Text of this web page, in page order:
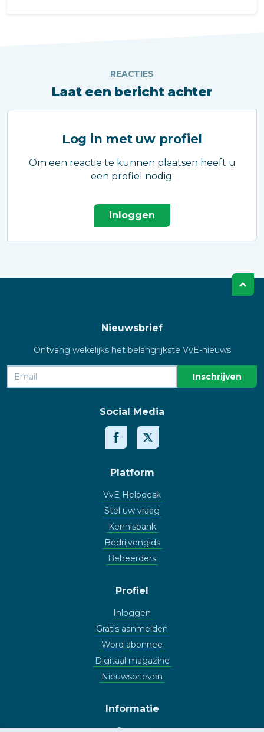
REACTIES
Laat een bericht achter
Log in met uw profiel
Om een reactie te kunnen plaatsen heeft u
een profiel nodig.
Inloggen
Nieuwsbrief
Ontvang wekelijks het belangrijkste VvE-nieuws
Social Media
Platform
VvE Helpdesk
Stel uw vraag
Kennisbank
Bedrijvengids
Beheerders
Profiel
Inloggen
Gratis aanmelden
Word abonnee
Digitaal magazine
Nieuwsbrieven
Informatie